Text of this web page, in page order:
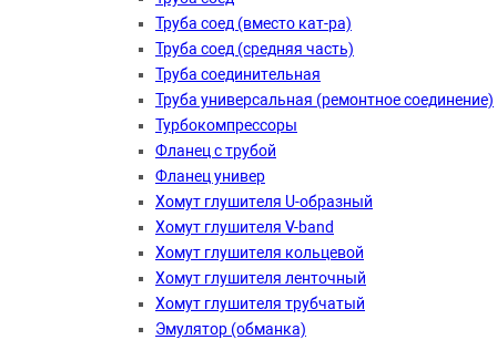
Труба соед (вместо кат-ра)
Труба соед (средняя часть)
Труба соединительная
Труба универсальная (ремонтное соединение)
Турбокомпрессоры
Фланец с трубой
Фланец универ
Хомут глушителя U-образный
Хомут глушителя V-band
Хомут глушителя кольцевой
Хомут глушителя ленточный
Хомут глушителя трубчатый
Эмулятор (обманка)